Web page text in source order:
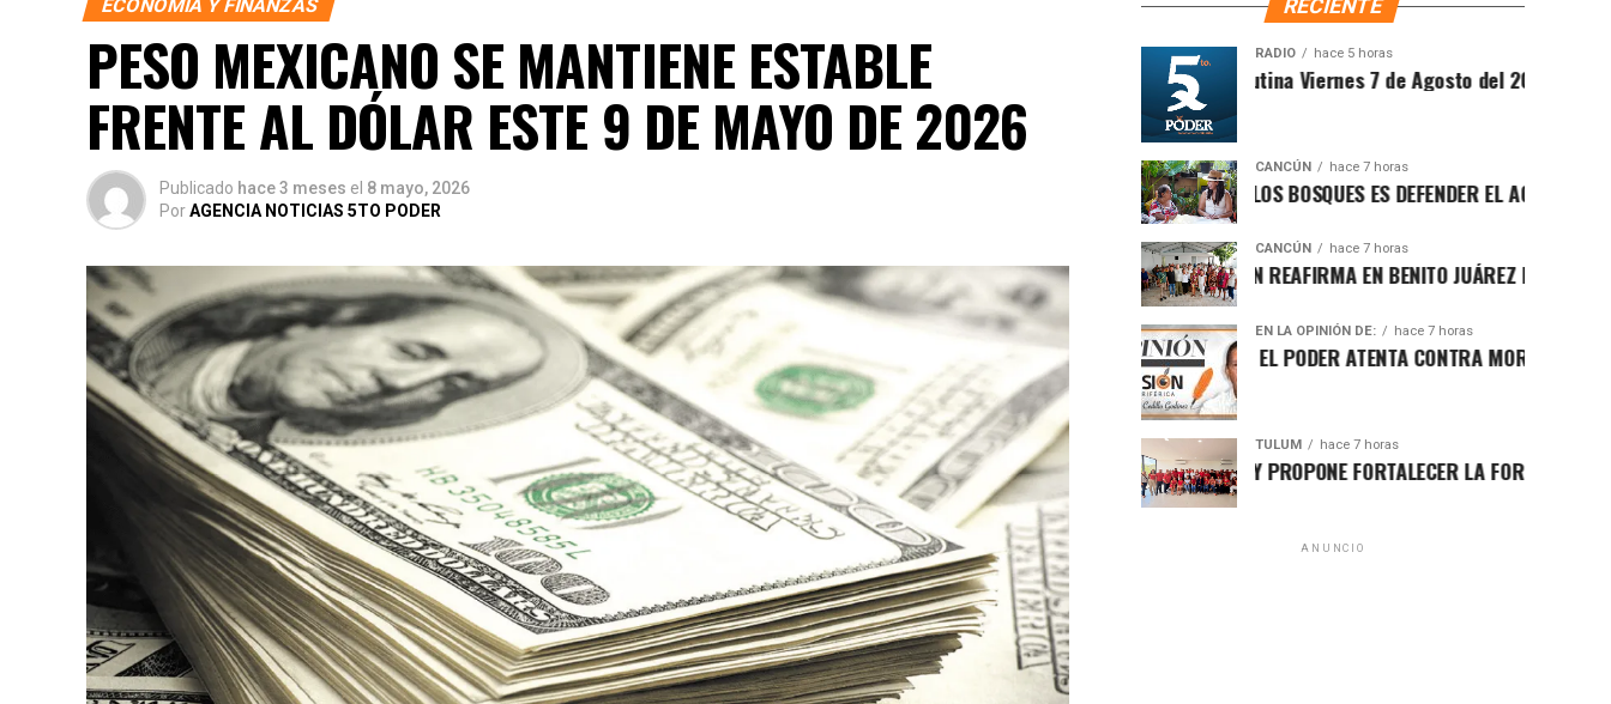
ECONOMÍA Y FINANZAS
PESO MEXICANO SE MANTIENE ESTABLE
FRENTE AL DÓLAR ESTE 9 DE MAYO DE 2026
Publicado hace 3 meses el 8 mayo, 2026
PorAGENCIA NOTICIAS 5TO PODER
RECIENTE
RADIO hace 5 horas
Sintesis Matutina Viernes 7 de Agosto del 2026
CANCÚN hace 7 horas
PROTEGER LOS BOSQUES ES DEFENDER EL AGUA Y EL
CANCÚN hace 7 horas
RAFA MARÍN REAFIRMA EN BENITO JUÁREZ EL LLAMADO A
EN LA OPINIÓN DE: hace 7 horas
LUCHA POR EL PODER ATENTA CONTRA MORENA EN Q.ROO
TULUM hace 7 horas
HUGO ALDAY PROPONE FORTALECER LA FORMACIÓN
ANUNCIO